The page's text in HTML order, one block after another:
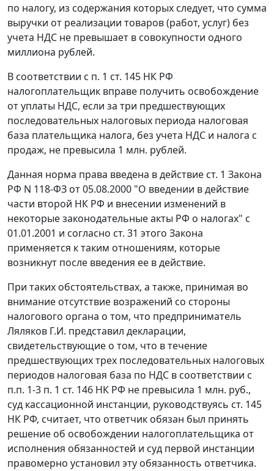
по налогу, из содержания которых следует, что сумма
выручки от реализации товаров (работ, услуг) без
учета НДС не превышает в совокупности одного
миллиона рублей.
В соответствии с п. 1 ст. 145 НК РФ
налогоплательщик вправе получить освобождение
от уплаты НДС, если за три предшествующих
последовательных налоговых периода налоговая
база плательщика налога, без учета НДС и налога с
продаж, не превысила 1 млн. рублей.
Данная норма права введена в действие ст. 1 Закона
РФ N 118-ФЗ от 05.08.2000 "О введении в действие
части второй НК РФ и внесении изменений в
некоторые законодательные акты РФ о налогах" с
01.01.2001 и согласно ст. 31 этого Закона
применяется к таким отношениям, которые
возникнут после введения ее в действие.
При таких обстоятельствах, а также, принимая во
внимание отсутствие возражений со стороны
налогового органа о том, что предприниматель
Ляляков Г.И. представил декларации,
свидетельствующие о том, что в течение
предшествующих трех последовательных налоговых
периодов налоговая база по НДС в соответствии с
п.п. 1-3 п. 1 ст. 146 НК РФ не превысила 1 млн. руб.,
суд кассационной инстанции, руководствуясь ст. 145
НК РФ, считает, что ответчик обязан был принять
решение об освобождении налогоплательщика от
исполнения обязанностей и суд первой инстанции
правомерно установил эту обязанность ответчика.